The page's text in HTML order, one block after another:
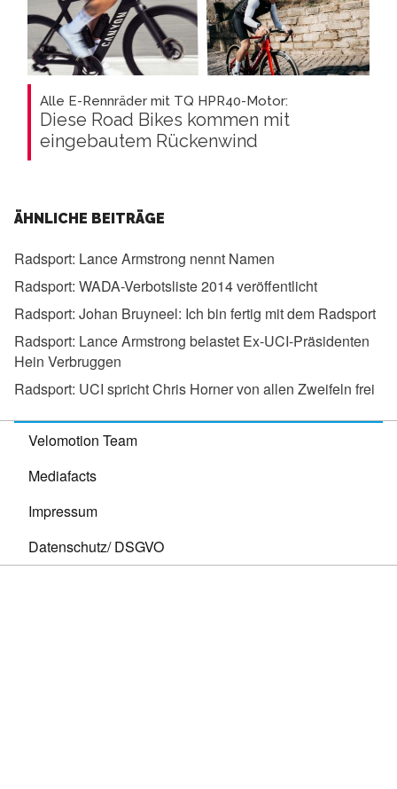
Alle E-Rennräder mit TQ HPR40-Motor:
Diese Road Bikes kommen mit
eingebautem Rückenwind
ÄHNLICHE BEITRÄGE
Radsport: Lance Armstrong nennt Namen
Radsport: WADA-Verbotsliste 2014 veröffentlicht
Radsport: Johan Bruyneel: Ich bin fertig mit dem Radsport
Radsport: Lance Armstrong belastet Ex-UCI-Präsidenten
Hein Verbruggen
Radsport: UCI spricht Chris Horner von allen Zweifeln frei
Velomotion Team
Mediafacts
Impressum
Datenschutz/ DSGVO